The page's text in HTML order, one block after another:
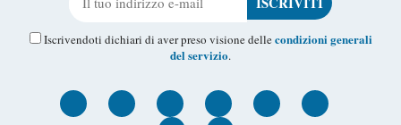
Iscrivendoti dichiari di aver preso visione dellecondizioni generali
del servizio.